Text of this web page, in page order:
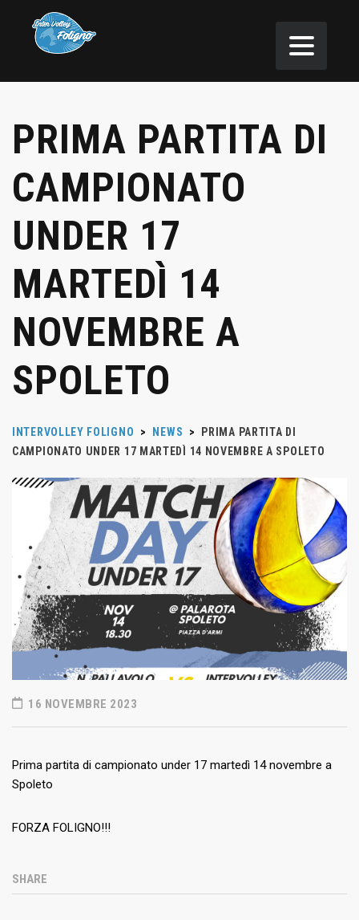
PRIMA PARTITA DI
CAMPIONATO
UNDER 17
MARTEDÌ 14
NOVEMBRE A
SPOLETO
INTERVOLLEY FOLIGNO > NEWS >
PRIMA PARTITA DI
CAMPIONATO UNDER 17 MARTEDÌ 14 NOVEMBRE A SPOLETO
16 NOVEMBRE 2023
Prima partita di campionato under 17 martedì 14 novembre a
Spoleto
FORZA FOLIGNO!!!
SHARE